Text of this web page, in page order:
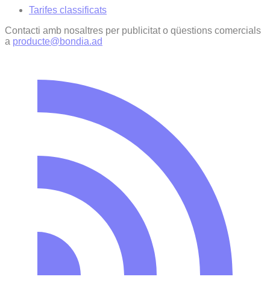
Tarifes classificats
Contacti amb nosaltres per publicitat o qüestions comercials
a producte@bondia.ad